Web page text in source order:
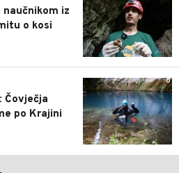
naučnikom iz
o kosi
0
Čovječja
po Krajini